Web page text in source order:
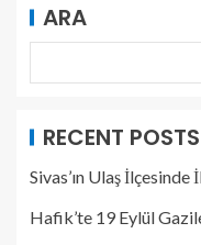
ARA
RECENT POSTS
Sivas’ın Ulaş
Hafik’te 19 Eylül